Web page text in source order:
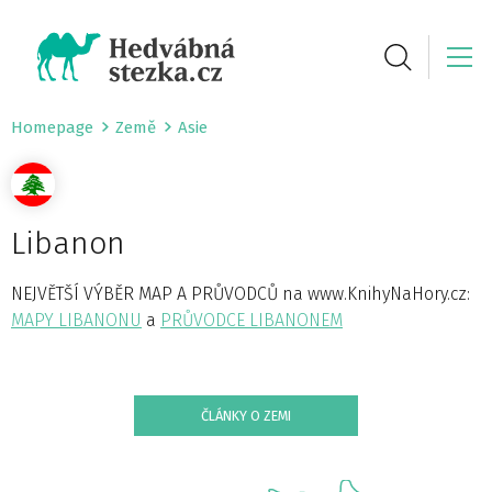
Homepage Země Asie
Libanon
NEJVĚTŠÍ VÝBĚR MAP A PRŮVODCŮ na www.KnihyNaHory.cz:
MAPY LIBANONU a PRŮVODCE LIBANONEM
ČLÁNKY O ZEMI